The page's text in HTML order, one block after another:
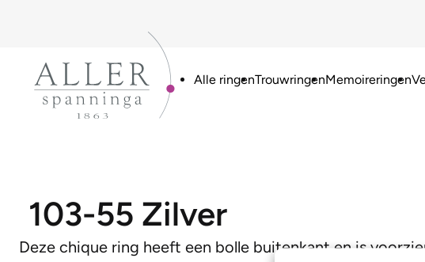
Alle ringenTrouwringenMemoireringen
103-55 Zilver
Deze chique ring heeft een bolle buitenkant en is